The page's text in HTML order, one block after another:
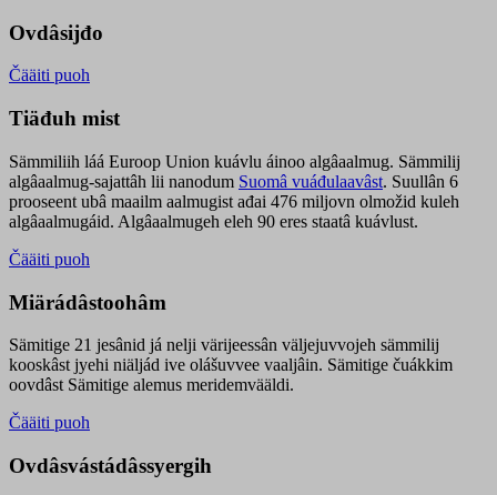
Ovdâsijđo
Čääiti puoh
Tiäđuh mist
Sämmiliih láá Euroop Union kuávlu áinoo algâaalmug. Sämmilij
algâaalmug-sajattâh lii nanodum Suomâ vuáđulaavâst. Suullân 6
prooseent ubâ maailm aalmugist ađai 476 miljovn olmožid kuleh
algâaalmugáid. Algâaalmugeh eleh 90 eres staatâ kuávlust.
Čääiti puoh
Miärádâstoohâm
Sämitige 21 jesânid já nelji värijeessân väljejuvvojeh sämmilij
kooskâst jyehi niäljád ive olášuvvee vaaljâin. Sämitige čuákkim
oovdâst Sämitige alemus meridemvääldi.
Čääiti puoh
Ovdâsvástádâssyergih